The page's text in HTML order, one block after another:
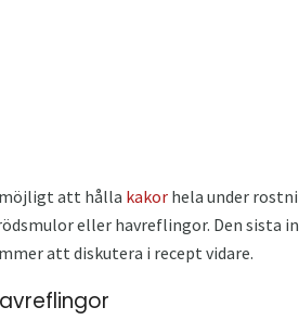
att hålla kakor hela under
eller havreflingor. Den sista
att diskutera i recept vidare.